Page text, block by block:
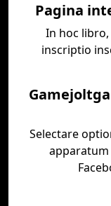
Pagina
In hoc
inscriptio
Selectare
apparatum